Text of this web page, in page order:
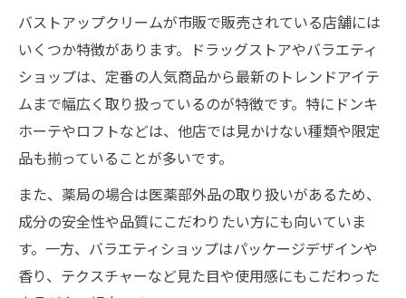
バストアップクリーム市販の香りや使用感
に注目
ドラッグストアで見つかるバストケアの新定番
バストアップクリームドラッグストアで選
選び方
バストアップクリームがドラッグストアで
人気の理由
バストアップクリーム市販と専門店の違い
バストアップクリームが市販で販売されている店舗には
いくつか特徴があります。ドラッグストアやバラエティ
ショップは、定番の人気商品から最新のトレンドアイテ
ムまで幅広く取り扱っているのが特徴です。特にドンキ
ホーテやロフトなどは、他店では見かけない種類や限定
品も揃っていることが多いです。
また、薬局の場合は医薬部外品の取り扱いがあるため、
成分の安全性や品質にこだわりたい方にも向いていま
す。一方、バラエティショップはパッケージデザインや
香り、テクスチャーなど見た目や使用感にもこだわった